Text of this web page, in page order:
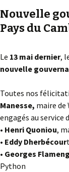
Nouvelle
Pays du
Le 13 mai dernier,
nouvelle
Toutes nos
Manesse, maire de
engagés au service
• Henri Quoniou,
• Eddy Dherbécour
• Georges
Python